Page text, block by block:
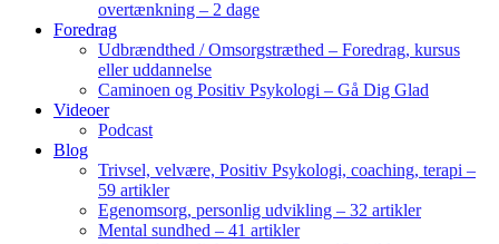
overtænkning – 2 dage
Foredrag
Udbrændthed / Omsorgstræthed – Foredrag, kursus
eller uddannelse
Caminoen og Positiv Psykologi – Gå Dig Glad
Videoer
Podcast
Blog
Trivsel, velvære, Positiv Psykologi, coaching, terapi –
59 artikler
Egenomsorg, personlig udvikling – 32 artikler
Mental sundhed – 41 artikler